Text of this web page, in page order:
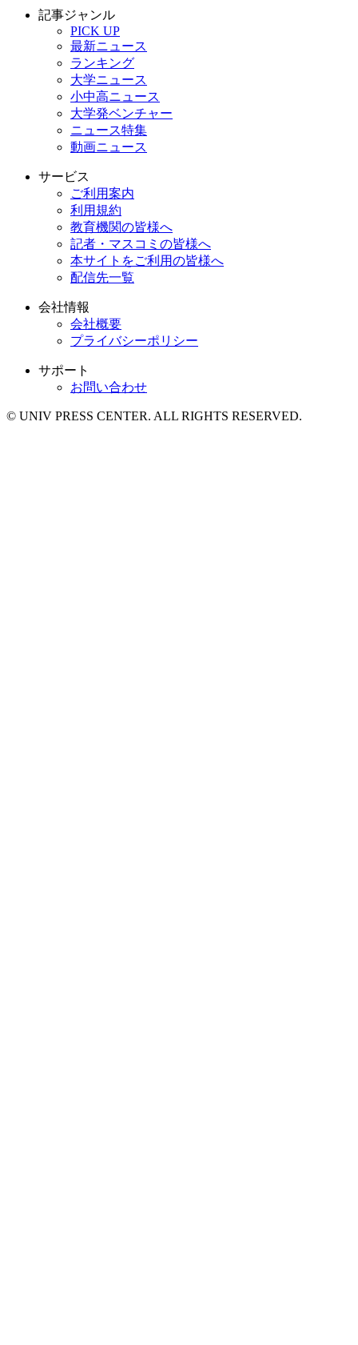
記事ジャンル
PICK UP
最新ニュース
ランキング
大学ニュース
小中高ニュース
大学発ベンチャー
ニュース特集
動画ニュース
サービス
ご利用案内
利用規約
教育機関の皆様へ
記者・マスコミの皆様へ
本サイトをご利用の皆様へ
配信先一覧
会社情報
会社概要
プライバシーポリシー
サポート
お問い合わせ
© UNIV PRESS CENTER. ALL RIGHTS RESERVED.